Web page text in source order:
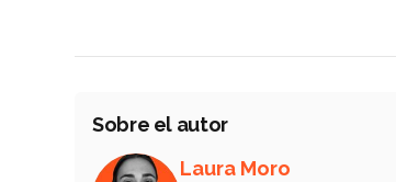
Sobre el autor
Laura Moro